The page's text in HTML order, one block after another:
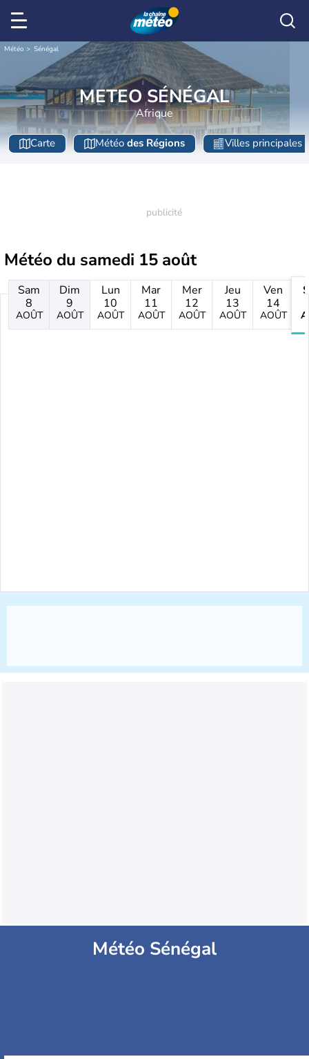
Météo Sénégal
METEO SÉNÉGAL
Afrique
Carte Météo des Régions Villes principales
Météo du samedi 15 août
Sam
8
AOÛT
Dim
9
AOÛT
Lun
10
AOÛT
Mar
11
AOÛT
Mer
12
AOÛT
Jeu
13
AOÛT
Ven
14
AOÛT
Météo Sénégal